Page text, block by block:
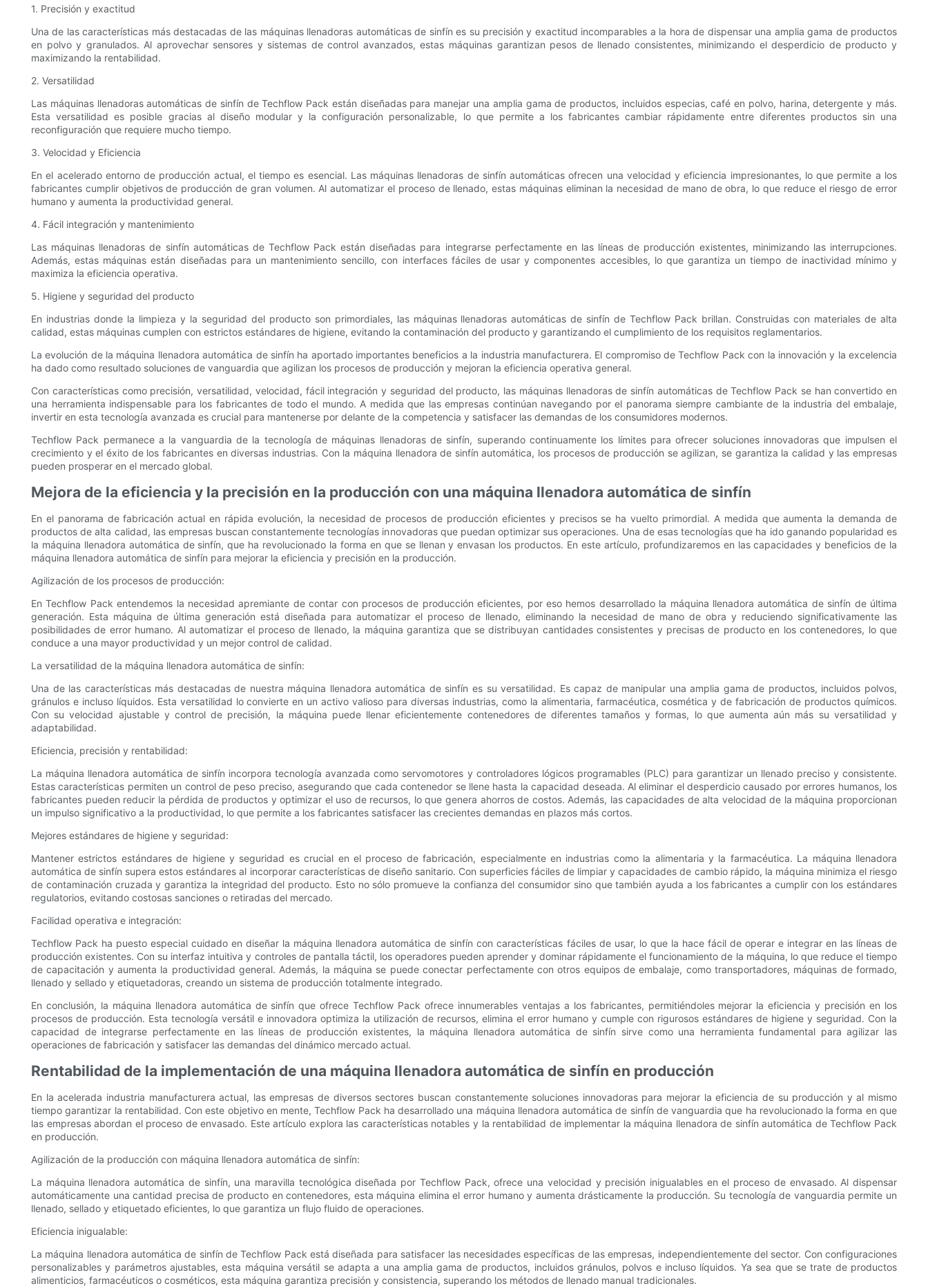
1. Precisión y exactitud
Una de las características más destacadas de las máquinas llenadoras automáticas de sinfín es su precisión y exactitud incomparables a la hora de dispensar una amplia gama de productos
en polvo y granulados. Al aprovechar sensores y sistemas de control avanzados, estas máquinas garantizan pesos de llenado consistentes, minimizando el desperdicio de producto y
maximizando la rentabilidad.
2. Versatilidad
Las máquinas llenadoras automáticas de sinfín de Techflow Pack están diseñadas para manejar una amplia gama de productos, incluidos especias, café en polvo, harina, detergente y más.
Esta versatilidad es posible gracias al diseño modular y la configuración personalizable, lo que permite a los fabricantes cambiar rápidamente entre diferentes productos sin una
reconfiguración que requiere mucho tiempo.
3. Velocidad y Eficiencia
En el acelerado entorno de producción actual, el tiempo es esencial. Las máquinas llenadoras de sinfín automáticas ofrecen una velocidad y eficiencia impresionantes, lo que permite a los
fabricantes cumplir objetivos de producción de gran volumen. Al automatizar el proceso de llenado, estas máquinas eliminan la necesidad de mano de obra, lo que reduce el riesgo de error
humano y aumenta la productividad general.
4. Fácil integración y mantenimiento
Las máquinas llenadoras de sinfín automáticas de Techflow Pack están diseñadas para integrarse perfectamente en las líneas de producción existentes, minimizando las interrupciones.
Además, estas máquinas están diseñadas para un mantenimiento sencillo, con interfaces fáciles de usar y componentes accesibles, lo que garantiza un tiempo de inactividad mínimo y
maximiza la eficiencia operativa.
5. Higiene y seguridad del producto
En industrias donde la limpieza y la seguridad del producto son primordiales, las máquinas llenadoras automáticas de sinfín de Techflow Pack brillan. Construidas con materiales de alta
calidad, estas máquinas cumplen con estrictos estándares de higiene, evitando la contaminación del producto y garantizando el cumplimiento de los requisitos reglamentarios.
La evolución de la máquina llenadora automática de sinfín ha aportado importantes beneficios a la industria manufacturera. El compromiso de Techflow Pack con la innovación y la excelencia
ha dado como resultado soluciones de vanguardia que agilizan los procesos de producción y mejoran la eficiencia operativa general.
Con características como precisión, versatilidad, velocidad, fácil integración y seguridad del producto, las máquinas llenadoras de sinfín automáticas de Techflow Pack se han convertido en
una herramienta indispensable para los fabricantes de todo el mundo. A medida que las empresas continúan navegando por el panorama siempre cambiante de la industria del embalaje,
invertir en esta tecnología avanzada es crucial para mantenerse por delante de la competencia y satisfacer las demandas de los consumidores modernos.
Techflow Pack permanece a la vanguardia de la tecnología de máquinas llenadoras de sinfín, superando continuamente los límites para ofrecer soluciones innovadoras que impulsen el
crecimiento y el éxito de los fabricantes en diversas industrias. Con la máquina llenadora de sinfín automática, los procesos de producción se agilizan, se garantiza la calidad y las empresas
pueden prosperar en el mercado global.
Mejora de la eficiencia y la precisión en la producción con una máquina llenadora automática de sinfín
En el panorama de fabricación actual en rápida evolución, la necesidad de procesos de producción eficientes y precisos se ha vuelto primordial. A medida que aumenta la demanda de
productos de alta calidad, las empresas buscan constantemente tecnologías innovadoras que puedan optimizar sus operaciones. Una de esas tecnologías que ha ido ganando popularidad es
la máquina llenadora automática de sinfín, que ha revolucionado la forma en que se llenan y envasan los productos. En este artículo, profundizaremos en las capacidades y beneficios de la
máquina llenadora automática de sinfín para mejorar la eficiencia y precisión en la producción.
Agilización de los procesos de producción:
En Techflow Pack entendemos la necesidad apremiante de contar con procesos de producción eficientes, por eso hemos desarrollado la máquina llenadora automática de sinfín de última
generación. Esta máquina de última generación está diseñada para automatizar el proceso de llenado, eliminando la necesidad de mano de obra y reduciendo significativamente las
posibilidades de error humano. Al automatizar el proceso de llenado, la máquina garantiza que se distribuyan cantidades consistentes y precisas de producto en los contenedores, lo que
conduce a una mayor productividad y un mejor control de calidad.
La versatilidad de la máquina llenadora automática de sinfín:
Una de las características más destacadas de nuestra máquina llenadora automática de sinfín es su versatilidad. Es capaz de manipular una amplia gama de productos, incluidos polvos,
gránulos e incluso líquidos. Esta versatilidad lo convierte en un activo valioso para diversas industrias, como la alimentaria, farmacéutica, cosmética y de fabricación de productos químicos.
Con su velocidad ajustable y control de precisión, la máquina puede llenar eficientemente contenedores de diferentes tamaños y formas, lo que aumenta aún más su versatilidad y
adaptabilidad.
Eficiencia, precisión y rentabilidad:
La máquina llenadora automática de sinfín incorpora tecnología avanzada como servomotores y controladores lógicos programables (PLC) para garantizar un llenado preciso y consistente.
Estas características permiten un control de peso preciso, asegurando que cada contenedor se llene hasta la capacidad deseada. Al eliminar el desperdicio causado por errores humanos, los
fabricantes pueden reducir la pérdida de productos y optimizar el uso de recursos, lo que genera ahorros de costos. Además, las capacidades de alta velocidad de la máquina proporcionan
un impulso significativo a la productividad, lo que permite a los fabricantes satisfacer las crecientes demandas en plazos más cortos.
Mejores estándares de higiene y seguridad:
Mantener estrictos estándares de higiene y seguridad es crucial en el proceso de fabricación, especialmente en industrias como la alimentaria y la farmacéutica. La máquina llenadora
automática de sinfín supera estos estándares al incorporar características de diseño sanitario. Con superficies fáciles de limpiar y capacidades de cambio rápido, la máquina minimiza el riesgo
de contaminación cruzada y garantiza la integridad del producto. Esto no sólo promueve la confianza del consumidor sino que también ayuda a los fabricantes a cumplir con los estándares
regulatorios, evitando costosas sanciones o retiradas del mercado.
Facilidad operativa e integración:
Techflow Pack ha puesto especial cuidado en diseñar la máquina llenadora automática de sinfín con características fáciles de usar, lo que la hace fácil de operar e integrar en las líneas de
producción existentes. Con su interfaz intuitiva y controles de pantalla táctil, los operadores pueden aprender y dominar rápidamente el funcionamiento de la máquina, lo que reduce el tiempo
de capacitación y aumenta la productividad general. Además, la máquina se puede conectar perfectamente con otros equipos de embalaje, como transportadores, máquinas de formado,
llenado y sellado y etiquetadoras, creando un sistema de producción totalmente integrado.
En conclusión, la máquina llenadora automática de sinfín que ofrece Techflow Pack ofrece innumerables ventajas a los fabricantes, permitiéndoles mejorar la eficiencia y precisión en los
procesos de producción. Esta tecnología versátil e innovadora optimiza la utilización de recursos, elimina el error humano y cumple con rigurosos estándares de higiene y seguridad. Con la
capacidad de integrarse perfectamente en las líneas de producción existentes, la máquina llenadora automática de sinfín sirve como una herramienta fundamental para agilizar las
operaciones de fabricación y satisfacer las demandas del dinámico mercado actual.
Rentabilidad de la implementación de una máquina llenadora automática de sinfín en producción
En la acelerada industria manufacturera actual, las empresas de diversos sectores buscan constantemente soluciones innovadoras para mejorar la eficiencia de su producción y al mismo
tiempo garantizar la rentabilidad. Con este objetivo en mente, Techflow Pack ha desarrollado una máquina llenadora automática de sinfín de vanguardia que ha revolucionado la forma en que
las empresas abordan el proceso de envasado. Este artículo explora las características notables y la rentabilidad de implementar la máquina llenadora de sinfín automática de Techflow Pack
en producción.
Agilización de la producción con máquina llenadora automática de sinfín:
La máquina llenadora automática de sinfín, una maravilla tecnológica diseñada por Techflow Pack, ofrece una velocidad y precisión inigualables en el proceso de envasado. Al dispensar
automáticamente una cantidad precisa de producto en contenedores, esta máquina elimina el error humano y aumenta drásticamente la producción. Su tecnología de vanguardia permite un
llenado, sellado y etiquetado eficientes, lo que garantiza un flujo fluido de operaciones.
Eficiencia inigualable:
La máquina llenadora automática de sinfín de Techflow Pack está diseñada para satisfacer las necesidades específicas de las empresas, independientemente del sector. Con configuraciones
personalizables y parámetros ajustables, esta máquina versátil se adapta a una amplia gama de productos, incluidos gránulos, polvos e incluso líquidos. Ya sea que se trate de productos
alimenticios, farmacéuticos o cosméticos, esta máquina garantiza precisión y consistencia, superando los métodos de llenado manual tradicionales.